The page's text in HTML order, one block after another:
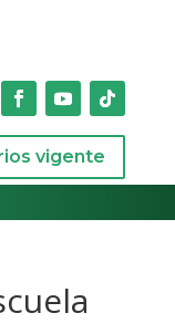
vigente